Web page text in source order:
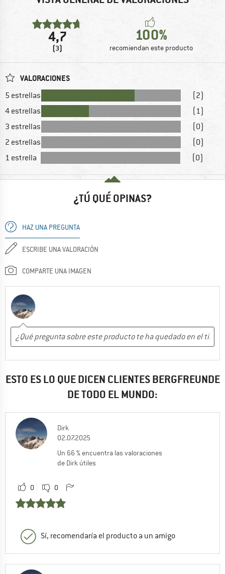
4,7
(3)
100%
recomiendan este producto
VALORACIONES
5 estrellas
(2)
4 estrellas
(1)
3 estrellas
(0)
2 estrellas
(0)
1 estrella
(0)
¿TÚ QUÉ OPINAS?
HAZ UNA PREGUNTA
ESCRIBE UNA VALORACIÓN
COMPARTE UNA IMAGEN
ESTO ES LO QUE DICEN CLIENTES BERGFREUNDE
DE TODO EL MUNDO:
Dirk
02.07.2025
Un 66 % encuentra las valoraciones
de Dirk útiles
0 0
Sí, recomendaría el producto a un amigo